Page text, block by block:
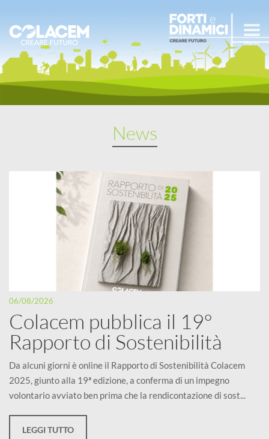
Menu
News
06/08/2026
Colacem pubblica il 19°
Rapporto di Sostenibilità
Da alcuni giorni è online il Rapporto di Sostenibilità Colacem
2025, giunto alla 19ª edizione, a conferma di un impegno
volontario avviato ben prima che la rendicontazione di sost...
LEGGI TUTTO